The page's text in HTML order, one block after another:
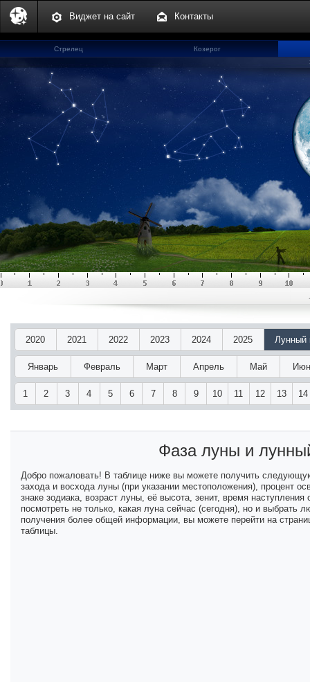
Виджет на сайт Контакты
Стрелец
Козерог
2020 2021 2022 2023 2024 2025 Лунный
Январь Февраль Март Апрель Май
1 2 3 4 5 6 7 8 9 10 11 12 13 14
Фаза луны и
Добро пожаловать! В таблице ниже вы можете получить
захода и восхода луны (при указании местоположения), процент
знаке зодиака, возраст луны, её высота, зенит, время
посмотреть не только, какая луна сейчас (сегодня), но и
получения более общей информации, вы можете перейти на
таблицы.